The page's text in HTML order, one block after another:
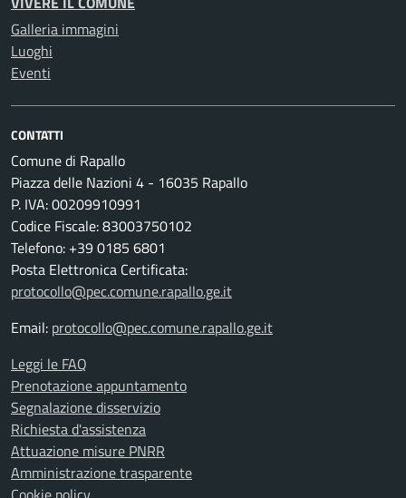
Galleria immagini
Luoghi
Eventi
CONTATTI
Comune di Rapallo
Piazza delle Nazioni 4 - 16035 Rapallo
P. IVA: 00209910991
Codice Fiscale: 83003750102
Telefono: +39 0185 6801
Posta Elettronica Certificata:
protocollo@pec.comune.rapallo.ge.it
Email: protocollo@pec.comune.rapallo.ge.it
Leggi le FAQ
Prenotazione appuntamento
Segnalazione disservizio
Richiesta d'assistenza
Attuazione misure PNRR
Amministrazione trasparente